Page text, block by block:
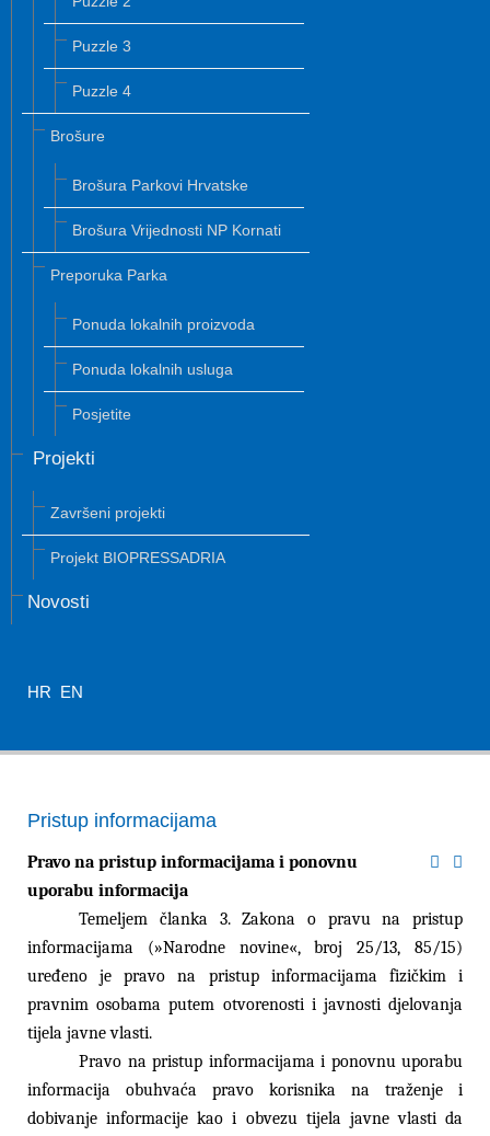
Puzzle 3
Puzzle 4
Brošure
Brošura Parkovi Hrvatske
Brošura Vrijednosti NP Kornati
Preporuka Parka
Ponuda lokalnih proizvoda
Ponuda lokalnih usluga
Posjetite
Projekti
Završeni projekti
Projekt BIOPRESSADRIA
Novosti
HR EN
Pristup informacijama
Pravo na pristup informacijama i ponovnu
uporabu informacija
Temeljem članka 3. Zakona o pravu na pristup
informacijama (»Narodne novine«, broj 25/13, 85/15)
uređeno je pravo na pristup informacijama fizičkim i
pravnim osobama putem otvorenosti i javnosti djelovanja
tijela javne vlasti.
Pravo na pristup informacijama i ponovnu uporabu
informacija obuhvaća pravo korisnika na traženje i
dobivanje informacije kao i obvezu tijela javne vlasti da